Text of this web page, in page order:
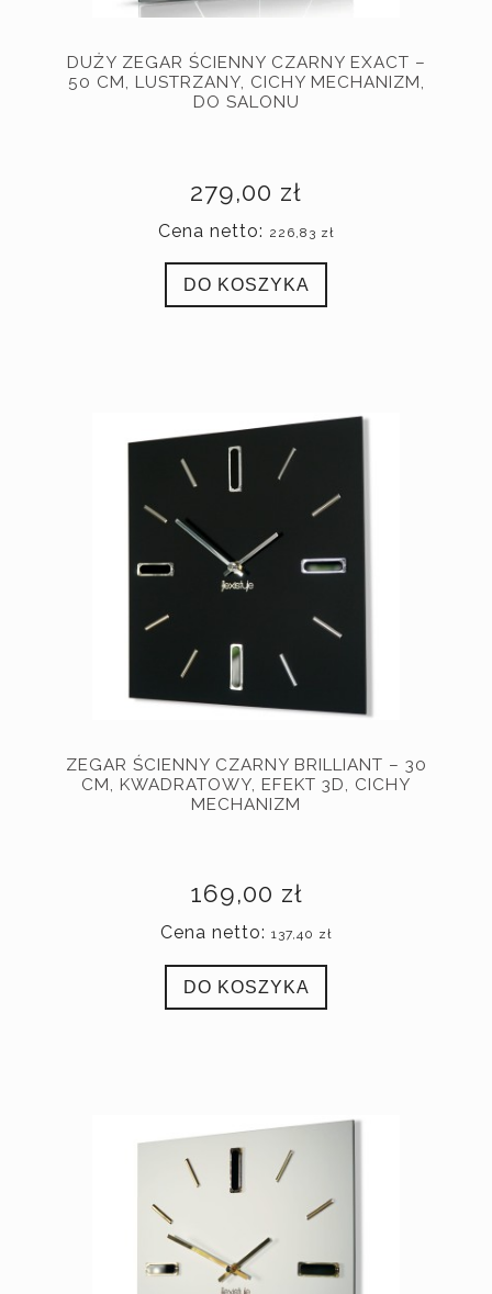
DUŻY ZEGAR ŚCIENNY CZARNY EXACT –
50 CM, LUSTRZANY, CICHY MECHANIZM,
DO SALONU
279,00 zł
Cena netto: 226,83 zł
DO KOSZYKA
ZEGAR ŚCIENNY CZARNY BRILLIANT – 30
CM, KWADRATOWY, EFEKT 3D, CICHY
MECHANIZM
169,00 zł
Cena netto: 137,40 zł
DO KOSZYKA